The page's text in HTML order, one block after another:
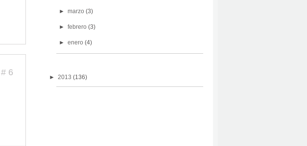
# 6
► marzo (3)
► febrero (3)
► enero (4)
► 2013 (136)